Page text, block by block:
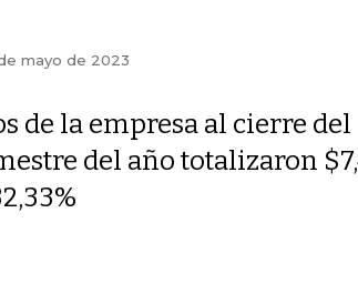
mayo de 2023
de la empresa al cierre del
del año totalizaron